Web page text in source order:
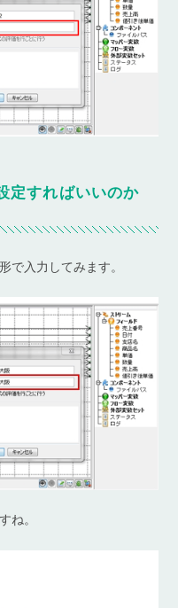
定すればいいのか
で入力してみます。
ね。